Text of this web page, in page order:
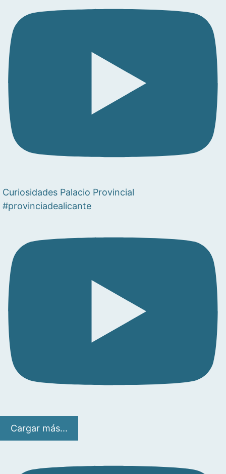
Curiosidades Palacio Provincial
#provinciadealicante
Cargar más...